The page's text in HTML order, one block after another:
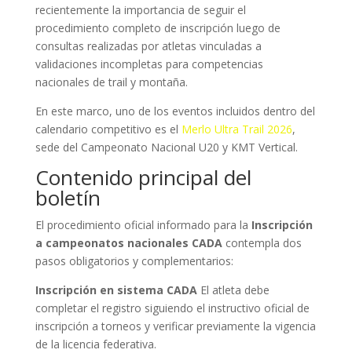
recientemente la importancia de seguir el
procedimiento completo de inscripción luego de
consultas realizadas por atletas vinculadas a
validaciones incompletas para competencias
nacionales de trail y montaña.
En este marco, uno de los eventos incluidos dentro del
calendario competitivo es el Merlo Ultra Trail 2026,
sede del Campeonato Nacional U20 y KMT Vertical.
Contenido principal del
boletín
El procedimiento oficial informado para la Inscripción
a campeonatos nacionales CADAcontempla dos
pasos obligatorios y complementarios:
Inscripción en sistema CADAEl atleta debe
completar el registro siguiendo el instructivo oficial de
inscripción a torneos y verificar previamente la vigencia
de la licencia federativa.